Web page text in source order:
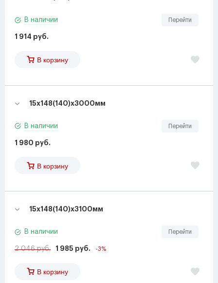
Перейти
В наличии
1 914 руб.
В корзину
15х148(140)х3000мм
Перейти
В наличии
1 980 руб.
В корзину
15х148(140)х3100мм
Перейти
В наличии
2 046 руб. 1 985 руб. -3%
В корзину